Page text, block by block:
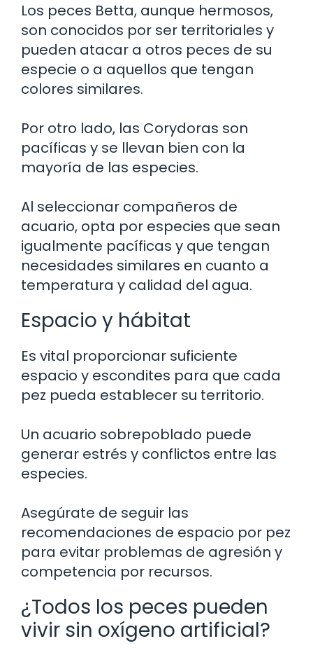
Los peces Betta, aunque hermosos,
son conocidos por ser territoriales y
pueden atacar a otros peces de su
especie o a aquellos que tengan
colores similares.
Por otro lado, las Corydoras son
pacíficas y se llevan bien con la
mayoría de las especies.
Al seleccionar compañeros de
acuario, opta por especies que sean
igualmente pacíficas y que tengan
necesidades similares en cuanto a
temperatura y calidad del agua.
Espacio y hábitat
Es vital proporcionar suficiente
espacio y escondites para que cada
pez pueda establecer su territorio.
Un acuario sobrepoblado puede
generar estrés y conflictos entre las
especies.
Asegúrate de seguir las
recomendaciones de espacio por pez
para evitar problemas de agresión y
competencia por recursos.
¿Todos los peces pueden
vivir sin oxígeno artificial?